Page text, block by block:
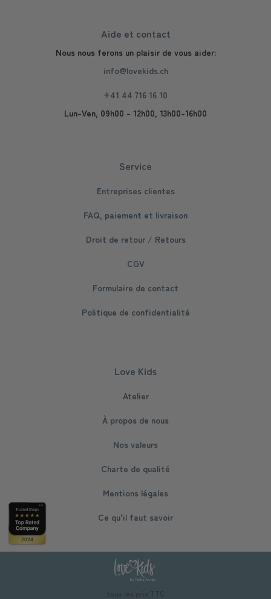
Aide et contact
Nous nous ferons un plaisir de vous aider:
info@lovekids.ch
+41 44 716 16 10
Lun-Ven, 09h00 - 12h00, 13h00-16h00
Service
Entreprises clientes
FAQ, paiement et livraison
Droit de retour / Retours
CGV
Formulaire de contact
Politique de confidentialité
Love Kids
Atelier
À propos de nous
Nos valeurs
Charte de qualité
Mentions légales
Ce qu'il faut savoir
tous les prix TTC